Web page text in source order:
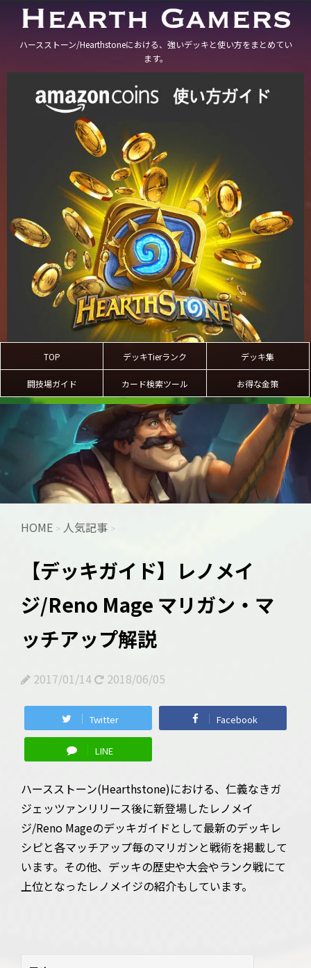
ハースストーン/Hearthstoneにおける、強いデッキと使い方をまとめてい
ます。
TOP デッキTierランク デッキ集
闘技場ガイド カード検索ツール お得な金策
HOME > 人気記事 >
【デッキガイド】レノメイ
ジ/Reno Mage マリガン・マ
ッチアップ解説
2017/01/14 2018/06/05
Twitter Facebook
LINE
ハースストーン(Hearthstone)における、仁義なきガ
ジェッツァンリリース後に新登場したレノメイ
ジ/Reno Mageのデッキガイドとして最新のデッキレ
シピと各マッチアップ毎のマリガンと戦術を掲載して
います。その他、デッキの歴史や大会やランク戦にて
上位となったレノメイジの紹介もしています。